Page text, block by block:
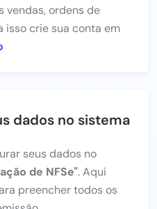
vendas, ordens de
isso crie sua conta em
dados no sistema
seus dados no
de NFSe". Aqui
preencher todos os